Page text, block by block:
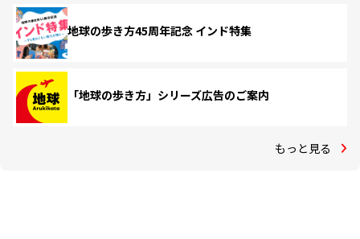
地球の歩き方45周年記念 インド特集
「地球の歩き方」シリーズ広告のご案内
もっと見る